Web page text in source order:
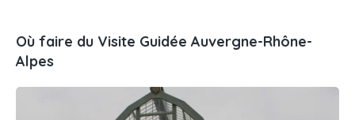
Où faire du Visite Guidée Auvergne-Rhône-
Alpes